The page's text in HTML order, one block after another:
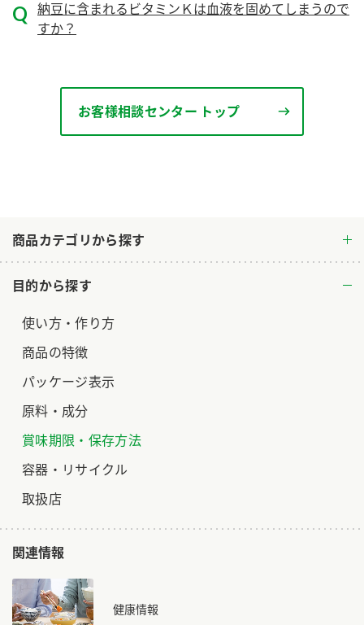
業務用サイト
商品カテゴリから探す
目的から探す
使い方・作り方
商品の特徴
パッケージ表示
原料・成分
賞味期限・保存方法
容器・リサイクル
取扱店
関連情報
健康情報
納豆に含まれるビタミンＫは血液を固めてしまうので
すか？
お客様相談センター トップ